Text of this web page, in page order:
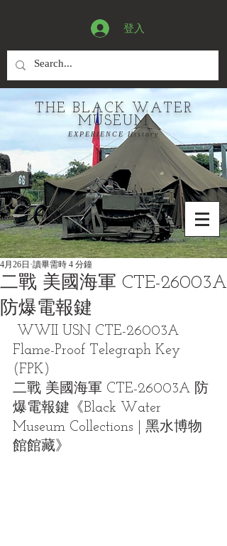
登入
THE BLACK WATER
MUSEUM
EXPERIENCE History
二戰 美國海軍 CTE-26003A
防爆電報鍵
4月26日 讀畢需時 4 分鐘
WWII USN CTE-26003A
Flame-Proof Telegraph Key
(FPK)
二戰 美國海軍 CTE-26003A 防
爆電報鍵 《Black Water
Museum Collections | 黑水博物
館館藏》